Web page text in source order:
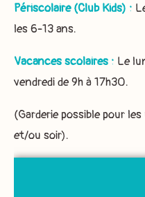
Périscolaire (Club Kids) :
les 6-13 ans.
Vacances scolaires : Le
vendredi de 9h à 17h30.
(Garderie possible pour
et/ou soir).